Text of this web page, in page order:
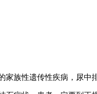
族性遗传性疾病，尿中